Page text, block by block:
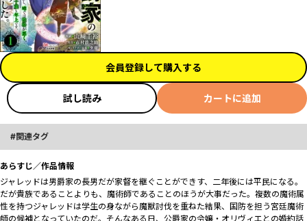
会員登録して購入する
試し読み カートに追加
関連タグ
あらすじ／作品情報
ジャレッドは男爵家の長男だが家督を継ぐことができす、二年後には平民になる。
だが貴族であることよりも、魔術師であることのほうが大事だった。複数の魔術属
性を持つジャレッドは学生の身ながら魔獣討伐を重ねた結果、国防を担う宮廷魔術
師の候補となっていたのだ。そんなある日、公爵家の令嬢・オリヴィエとの婚約話